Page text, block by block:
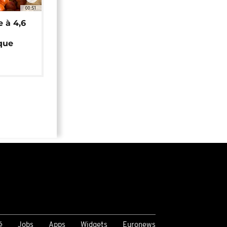
00:51
à 4,6
Jobs Apps Widgets Euronews